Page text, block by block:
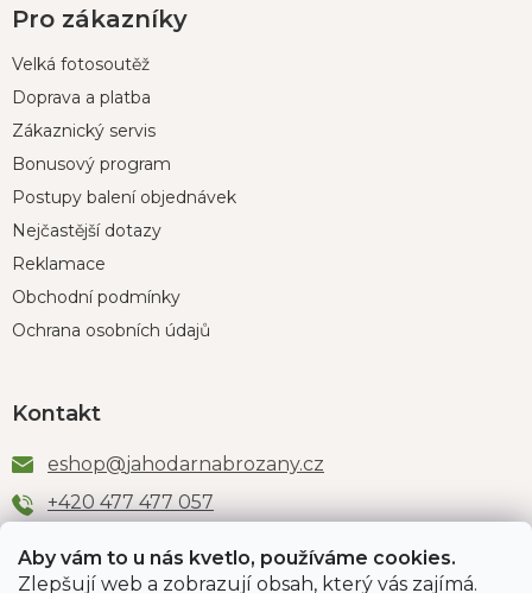
Aby vám to u nás kvetlo, používáme cookies.
Zlepšují web a zobrazují obsah, který vás zajímá.
Pro zákazníky
Velká fotosoutěž
Doprava a platba
Zákaznický servis
Bonusový program
Postupy balení objednávek
Nejčastější dotazy
Reklamace
Obchodní podmínky
Ochrana osobních údajů
Kontakt
eshop@jahodarnabrozany.cz
+420 477 477 057